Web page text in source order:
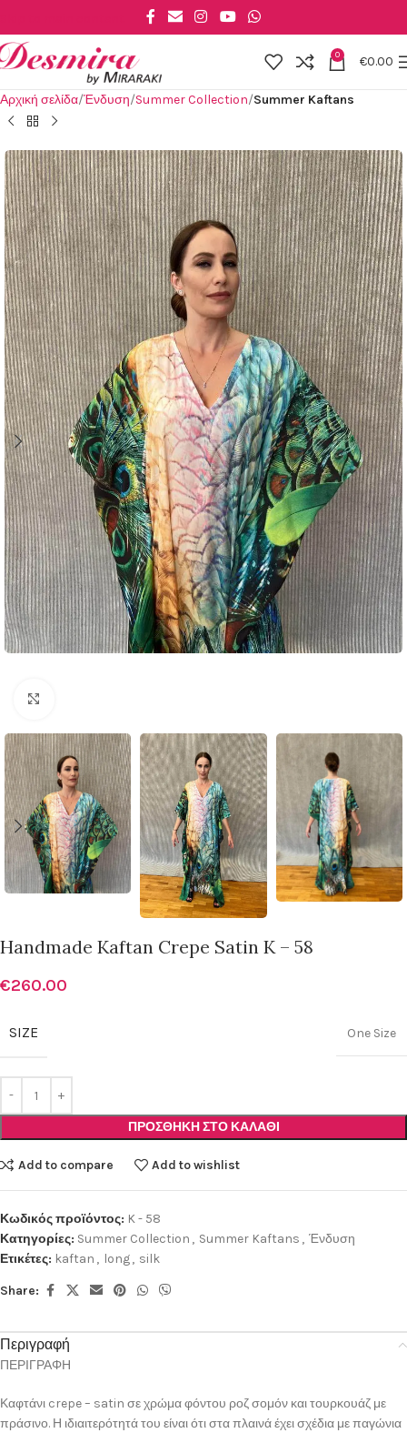
0 €0.00
Αρχική σελίδα Ένδυση Summer Collection Summer Kaftans
Handmade Kaftan Crepe Satin K – 58
€260.00
SIZE One Size
ΠΡΟΣΘΉΚΗ ΣΤΟ ΚΑΛΆΘΙ
Add to compare Add to wishlist
Κωδικός προϊόντος: K - 58
Κατηγορίες: Summer Collection , Summer Kaftans , Ένδυση
Ετικέτες: kaftan , long, silk
Share:
Περιγραφή
ΠΕΡΙΓΡΑΦΗ
Καφτάνι crepe – satin σε χρώμα φόντου ροζ σομόν και τουρκουάζ με
πράσινο. Η ιδιαιτερότητά του είναι ότι στα πλαινά έχει σχέδια με παγώνια